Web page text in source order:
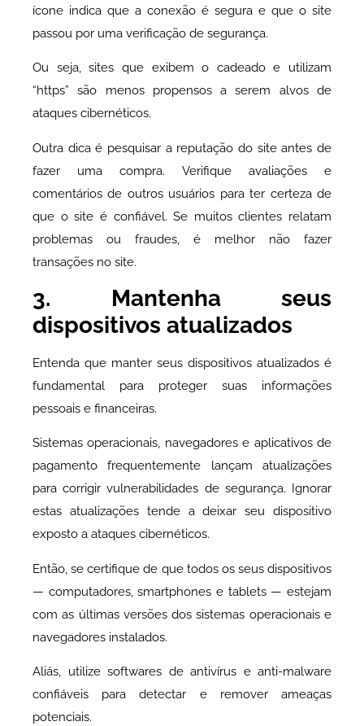
ícone indica que a conexão é segura e que o site
passou por uma verificação de segurança.
Ou seja, sites que exibem o cadeado e utilizam
“https” são menos propensos a serem alvos de
ataques cibernéticos.
Outra dica é pesquisar a reputação do site antes de
fazer uma compra. Verifique avaliações e
comentários de outros usuários para ter certeza de
que o site é confiável. Se muitos clientes relatam
problemas ou fraudes, é melhor não fazer
transações no site.
3. Mantenha seus
dispositivos atualizados
Entenda que manter seus dispositivos atualizados é
fundamental para proteger suas informações
pessoais e financeiras.
Sistemas operacionais, navegadores e aplicativos de
pagamento frequentemente lançam atualizações
para corrigir vulnerabilidades de segurança. Ignorar
estas atualizações tende a deixar seu dispositivo
exposto a ataques cibernéticos.
Então, se certifique de que todos os seus dispositivos
— computadores, smartphones e tablets — estejam
com as últimas versões dos sistemas operacionais e
navegadores instalados.
Aliás, utilize softwares de antivírus e anti-malware
confiáveis para detectar e remover ameaças
potenciais.